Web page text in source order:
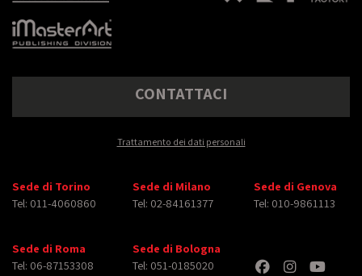
CONTATTACI
Trattamento dei dati personali
Sede di Torino
Tel: 011-4060860
Sede di Milano
Tel: 02-84161377
Sede di Genova
Tel: 010-9861113
Sede di Roma
Tel: 06-87153308
Sede di Bologna
Tel: 051-0185020